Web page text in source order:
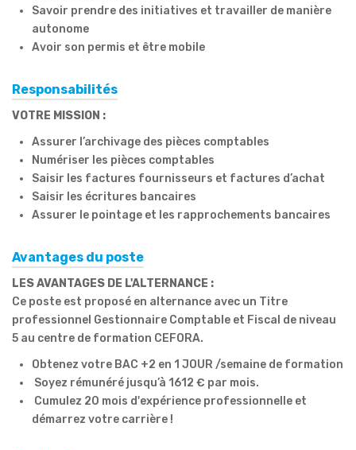
Savoir prendre des initiatives et travailler de manière
autonome
Avoir son permis et être mobile
Responsabilités
VOTRE MISSION :
Assurer l’archivage des pièces comptables
Numériser les pièces comptables
Saisir les factures fournisseurs et factures d’achat
Saisir les écritures bancaires
Assurer le pointage et les rapprochements bancaires
Avantages du poste
LES AVANTAGES DE L'ALTERNANCE :
Ce poste est proposé en alternance avec un Titre
professionnel Gestionnaire Comptable et Fiscal de niveau
5 au centre de formation CEFORA.
Obtenez votre BAC +2 en 1 JOUR /semaine de formation
Soyez rémunéré jusqu’à 1612 € par mois.
Cumulez 20 mois d'expérience professionnelle et
démarrez votre carrière !